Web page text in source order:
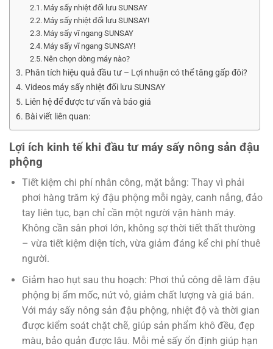
Máy sấy nhiệt đối lưu SUNSAY
Máy sấy nhiệt đối lưu SUNSAY!
Máy sấy vĩ ngang SUNSAY
Máy sấy vĩ ngang SUNSAY!
Nên chọn dòng máy nào?
Phân tích hiệu quả đầu tư – Lợi nhuận có thể tăng gấp đôi?
Videos máy sấy nhiệt đối lưu SUNSAY
Liên hệ để được tư vấn và báo giá
Bài viết liên quan:
Lợi ích kinh tế khi đầu tư máy sấy nông sản đậu
phộng
Tiết kiệm chi phí nhân công, mặt bằng: Thay vì phải
phơi hàng trăm ký đậu phộng mỗi ngày, canh nắng, đảo
tay liên tục, bạn chỉ cần một người vận hành máy.
Không cần sân phơi lớn, không sợ thời tiết thất thường
– vừa tiết kiệm diện tích, vừa giảm đáng kể chi phí thuê
người.
Giảm hao hụt sau thu hoạch: Phơi thủ công dễ làm đậu
phộng bị ẩm mốc, nứt vỏ, giảm chất lượng và giá bán.
Với máy sấy nông sản đậu phộng, nhiệt độ và thời gian
được kiểm soát chặt chẽ, giúp sản phẩm khô đều, đẹp
màu, bảo quản được lâu. Mỗi mẻ sấy ổn định giúp hạn